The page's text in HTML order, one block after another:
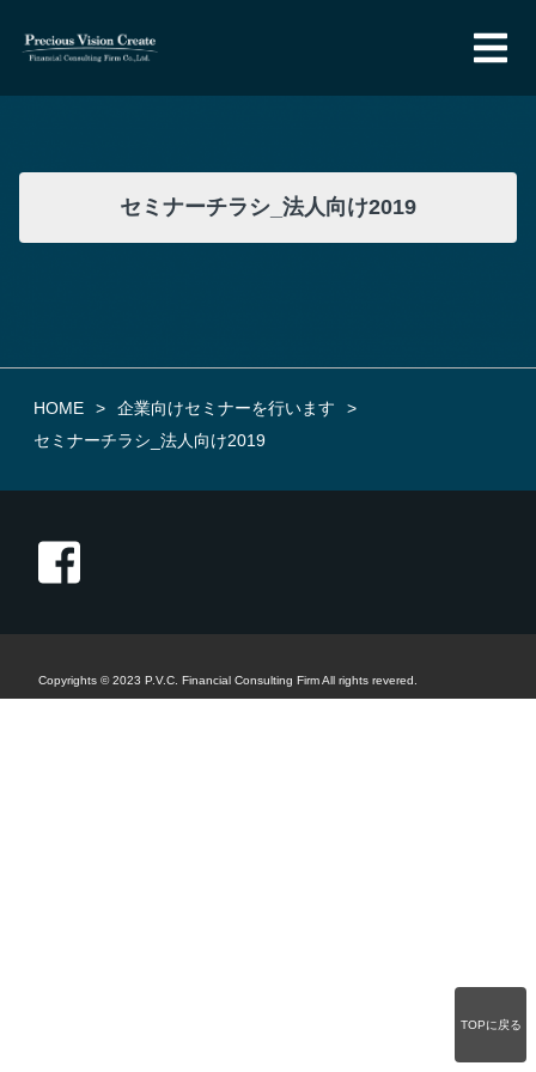
セミナーチラシ_法人向け2019
HOME
企業向けセミナーを行います
セミナーチラシ_法人向け2019
Copyrights © 2023 P.V.C. Financial Consulting Firm All rights revered.
TOPに戻る